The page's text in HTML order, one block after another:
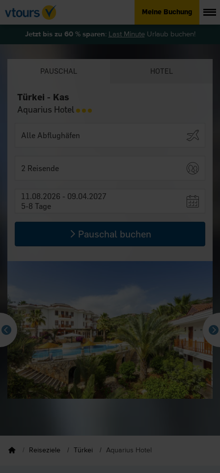
Meine Buchung
Jetzt bis zu 60 % sparen: Last MinuteUrlaub buchen!
PAUSCHAL HOTEL
Türkei - Kas
Aquarius Hotel
2 Reisende
11.08.2026 - 09.04.2027
5-8 Tage
Pauschal buchen
Reiseziele Türkei Aquarius Hotel